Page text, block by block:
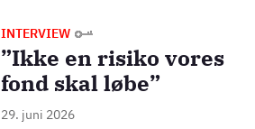
INTERVIEW
”Ikke en risiko vores
fond skal løbe”
29. juni 2026